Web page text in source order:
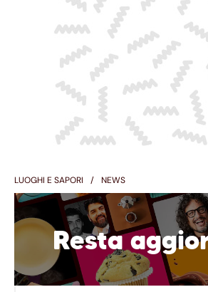
LUOGHI E SAPORI NEWS
Resta